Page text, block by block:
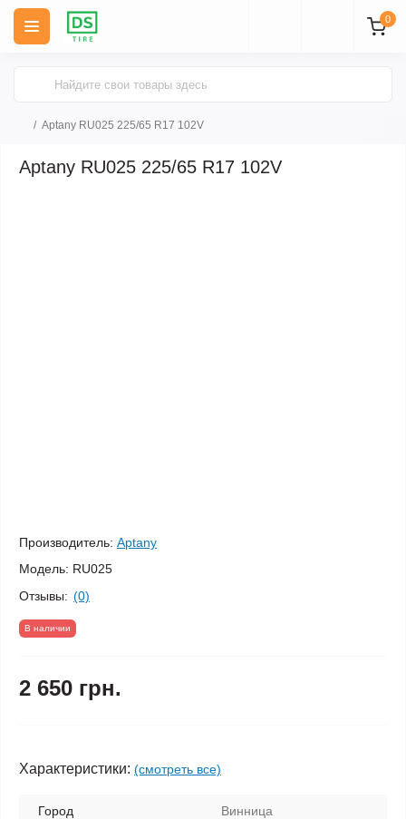
0
Aptany RU025 225/65 R17 102V
Aptany RU025 225/65 R17 102V
Производитель: Aptany
Модель: RU025
Отзывы: (0)
В наличии
2 650 грн.
Характеристики: (смотреть все)
Город Винница